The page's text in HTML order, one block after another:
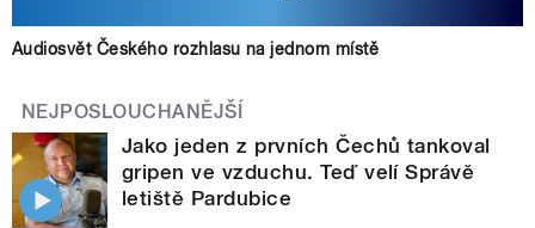
Audiosvět Českého rozhlasu na jednom místě
NEJPOSLOUCHANĚJŠÍ
Jako jeden z prvních Čechů tankoval
gripen ve vzduchu. Teď velí Správě
letiště Pardubice